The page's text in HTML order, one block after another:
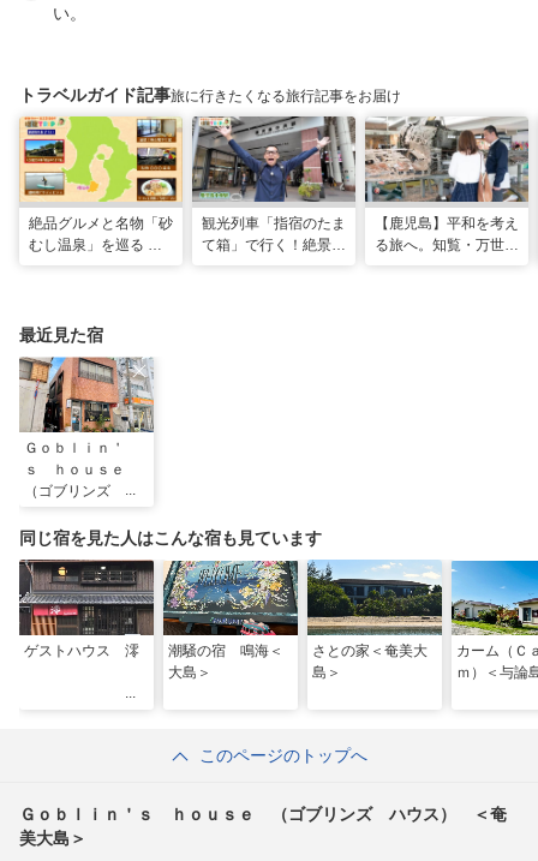
い。
トラベルガイド記事旅に行きたくなる旅行記事をお届け
絶品グルメと名物「砂
むし温泉」を巡る 心
観光列車「指宿のたま
て箱」で行く！絶景グ
【鹿児島】平和を考え
る旅へ。知覧・万世で
最近見た宿
Ｇｏｂｌｉｎ＇
ｓ ｈｏｕｓｅ
（ゴブリンズ ハ
島＞
同じ宿を見た人はこんな宿も見ています
ゲストハウス 澪
潮騒の宿 鳴海＜
大島＞
さとの家＜奄美大
島＞
カーム（Ｃ
ｍ）＜与論
このページのトップへ
Ｇｏｂｌｉｎ＇ｓ ｈｏｕｓｅ （ゴブリンズ ハウス） ＜奄
美大島＞